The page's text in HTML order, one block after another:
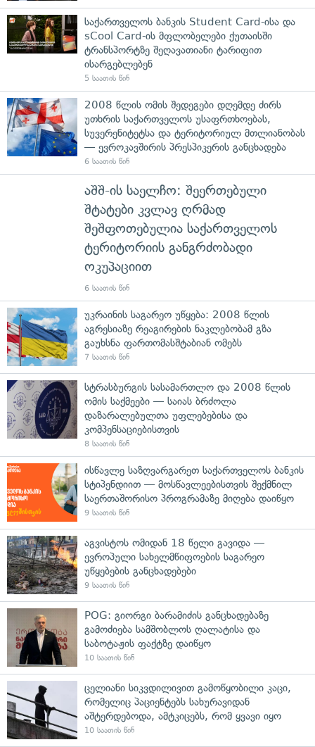
საქართველოს ბანკის Student Card-ისა და
sCool Card-ის მფლობელები ქუთაისში
ტრანსპორტზე შეღავათიანი ტარიფით
ისარგებლებენ
5 საათის წინ
2008 წლის ომის შედეგები დღემდე ძირს
უთხრის საქართველოს უსაფრთხოებას,
სუვერენიტეტსა და ტერიტორიულ მთლიანობას
— ევროკავშირის პრესპიკერის განცხადება
6 საათის წინ
აშშ-ის საელჩო: შეერთებული
შტატები კვლავ ღრმად
შეშფოთებულია საქართველოს
ტერიტორიის განგრძობადი
ოკუპაციით
6 საათის წინ
უკრაინის საგარეო უწყება: 2008 წლის
აგრესიაზე რეაგირების ნაკლებობამ გზა
გაუხსნა ფართომასშტაბიან ომებს
7 საათის წინ
სტრასბურგის სასამართლო და 2008 წლის
ომის საქმეები — საიას ბრძოლა
დაზარალებულთა უფლებებისა და
კომპენსაციებისთვის
8 საათის წინ
ისწავლე საზღვარგარეთ საქართველოს ბანკის
სტიპენდიით — მოსწავლეებისთვის შექმნილ
საერთაშორისო პროგრამაზე მიღება დაიწყო
9 საათის წინ
აგვისტოს ომიდან 18 წელი გავიდა —
ევროპული სახელმწიფოების საგარეო
უწყებების განცხადებები
9 საათის წინ
POG: გიორგი ბარამიძის განცხადებაზე
გამოძიება სამშობლოს ღალატისა და
საბოტაჟის ფაქტზე დაიწყო
10 საათის წინ
ცელიანი სიკვდილივით გამოწყობილი კაცი,
რომელიც პაციენტებს სახურავიდან
აშტერდებოდა, ამტკიცებს, რომ ყვავი იყო
10 საათის წინ